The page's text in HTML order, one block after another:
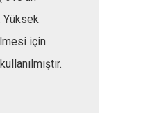
Yüksek
için